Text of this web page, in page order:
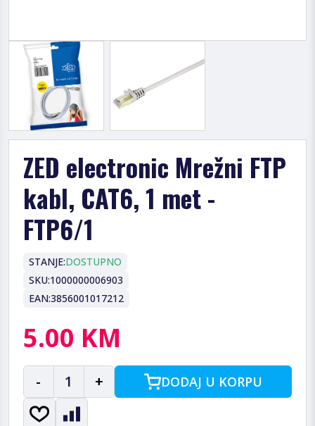
ZED electronic Mrežni FTP
kabl, CAT6, 1 met -
FTP6/1
STANJE:DOSTUPNO
SKU:1000000006903
EAN:3856001017212
5.00 KM
- 1 + DODAJ U KORPU